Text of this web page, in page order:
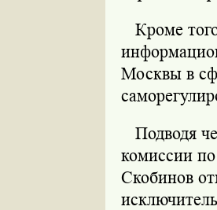
Кроме
Москвы в
Подводя
комиссии
Скобинов